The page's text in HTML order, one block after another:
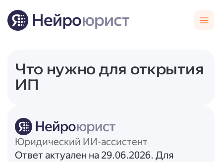
Что нужно для открытия
ИП
Юридический ИИ-ассистент
Ответ актуален на 29.06.2026. Для